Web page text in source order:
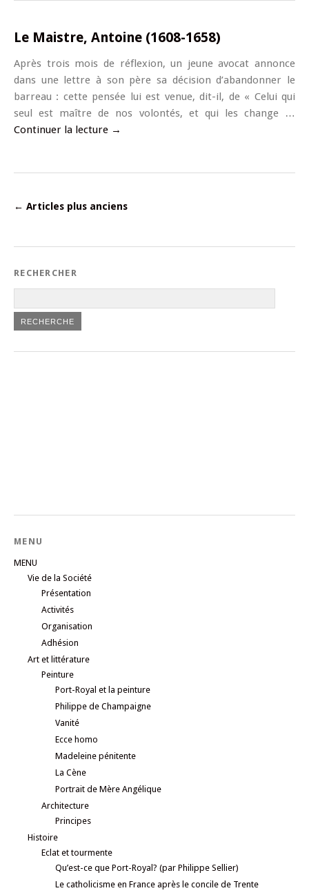
Le Maistre, Antoine (1608-1658)
Après trois mois de réflexion, un jeune avocat annonce
dans une lettre à son père sa décision d’abandonner le
barreau : cette pensée lui est venue, dit-il, de « Celui qui
seul est maître de nos volontés, et qui les change …
Continuer la lecture →
← Articles plus anciens
RECHERCHER
MENU
MENU
Vie de la Société
Présentation
Activités
Organisation
Adhésion
Art et littérature
Peinture
Port-Royal et la peinture
Philippe de Champaigne
Vanité
Ecce homo
Madeleine pénitente
La Cène
Portrait de Mère Angélique
Architecture
Principes
Histoire
Eclat et tourmente
Qu’est-ce que Port-Royal? (par Philippe Sellier)
Le catholicisme en France après le concile de Trente